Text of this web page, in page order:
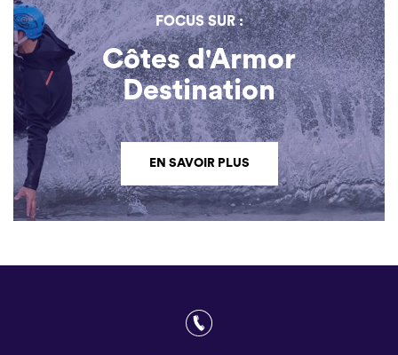
FOCUS SUR :
Côtes d'Armor
Destination
EN SAVOIR PLUS